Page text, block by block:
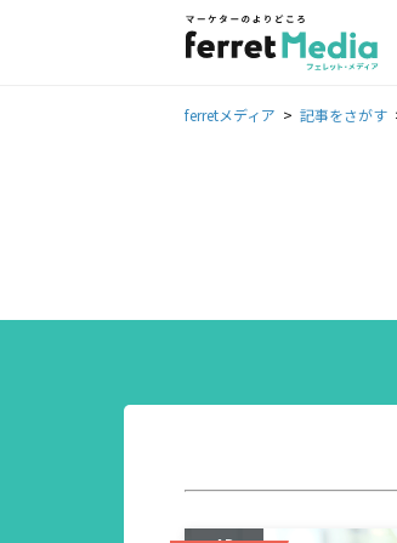
ferretメディア 記事をさがす